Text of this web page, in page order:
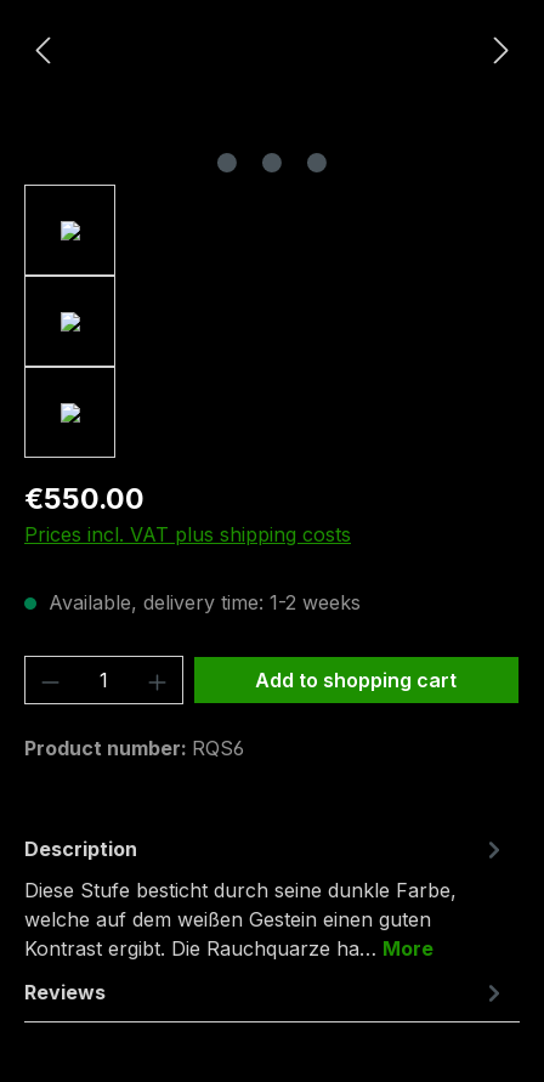
€550.00
Prices incl. VAT plus shipping costs
Available, delivery time: 1-2 weeks
Product Quantity: Enter the desired
Add to shopping cart
Product number: RQS6
Description
Diese Stufe besticht durch seine dunkle Farbe,
welche auf dem weißen Gestein einen guten
Kontrast ergibt. Die Rauchquarze ha… More
Reviews